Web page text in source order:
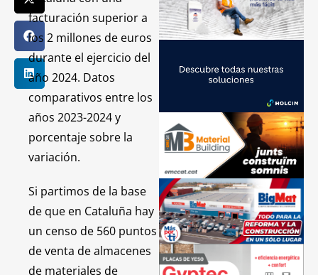
facturación superior a
los 2 millones de euros
durante el ejercicio del
año 2024. Datos
comparativos entre los
años 2023-2024 y
porcentaje sobre la
variación.
Si partimos de la base
de que en Cataluña hay
un censo de 560 puntos
de venta de almacenes
de materiales de